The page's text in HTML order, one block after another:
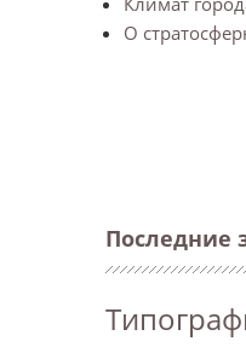
О
Последние